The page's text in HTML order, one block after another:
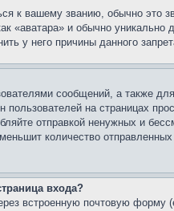
к вашему званию, обычно это
«аватара» и обычно
у него причины данного
сообщений, а также
на страницах
отправкой ненужных и
количество
входа?
встроенную почтовую